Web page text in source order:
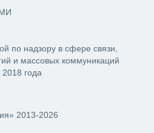
2013-2026
по надзору в сфере связи,
и массовых коммуникаций
года